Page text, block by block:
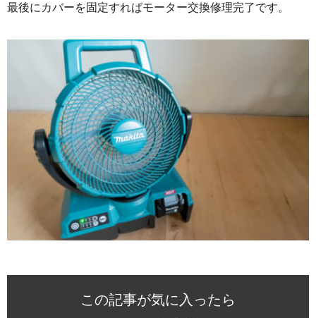
最後にカバーを固定すればモーター交換修理完了です。
この記事が気に入ったら